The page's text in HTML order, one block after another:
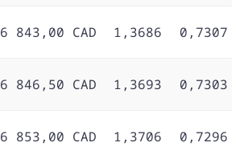
6 843,00 CAD 1,3686 0,7307
6 846,50 CAD 1,3693 0,7303
6 853,00 CAD 1,3706 0,7296